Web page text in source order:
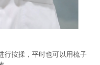
行按揉，平时也可以用梳子